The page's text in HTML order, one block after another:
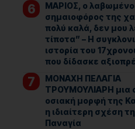
ΜΑΡΙΟΣ, ο
σημαιοφόρος της
πολύ καλά, δεν μου
τίποτα” – Η
ιστορία του
που δίδασκε
ΜΟΝΑΧΗ ΠΕΛΑΓΙΑ
ΤΡΟΥΜΟΥΛΙΑΡΗ μια
οσιακή μορφή της
η ιδιαίτερη σχέση
Παναγία